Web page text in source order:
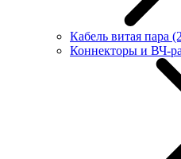
Кабель витая пара
Коннекторы и ВЧ-